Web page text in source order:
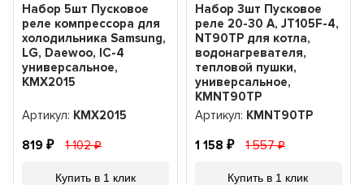
Набор 5шт Пусковое
реле компрессора для
холодильника Samsung,
LG, Daewoo, IC-4
универсальное,
KMX2015
Артикул: KMX2015
819 1 102
Купить в 1 клик
Набор 3шт Пусковое
реле 20-30 А, JT105F-4,
NT90TP для котла,
водонагревателя,
тепловой пушки,
универсальное,
KMNT90TP
Артикул: KMNT90TP
1 158 1 557
Купить в 1 клик